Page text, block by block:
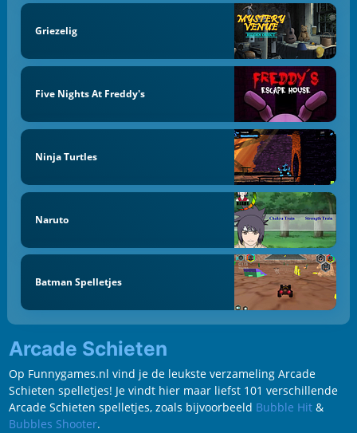
Griezelig
Five Nights At Freddy's
Ninja Turtles
Naruto
Batman Spelletjes
Arcade Schieten
Op Funnygames.nl vind je de leukste verzameling Arcade
Schieten spelletjes! Je vindt hier maar liefst 101 verschillende
Arcade Schieten spelletjes, zoals bijvoorbeeld Bubble Hit&
Bubbles Shooter.